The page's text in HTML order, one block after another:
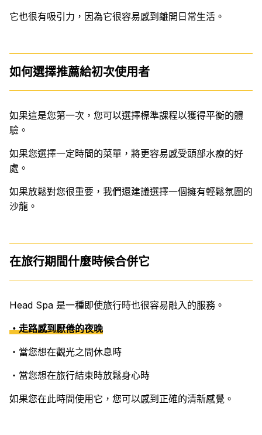
它也很有吸引力，因為它很容易感到離開日常生活。
如何選擇推薦給初次使用者
如果這是您第一次，您可以選擇標準課程以獲得平衡的體
驗。
如果您選擇一定時間的菜單，將更容易感受頭部水療的好
處。
如果放鬆對您很重要，我們還建議選擇一個擁有輕鬆氛圍的
沙龍。
在旅行期間什麼時候合併它
Head Spa 是一種即使旅行時也很容易融入的服務。
・走路感到厭倦的夜晚
・當您想在觀光之間休息時
・當您想在旅行結束時放鬆身心時
如果您在此時間使用它，您可以感到正確的清新感覺。